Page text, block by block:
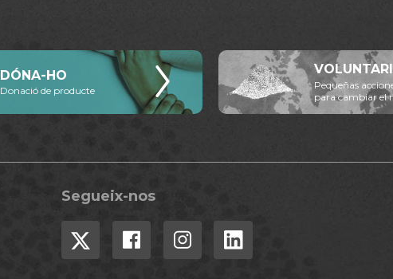
DÓNA-HO
Donació de producte
Pequeñas
para cambiar el
Segueix-nos